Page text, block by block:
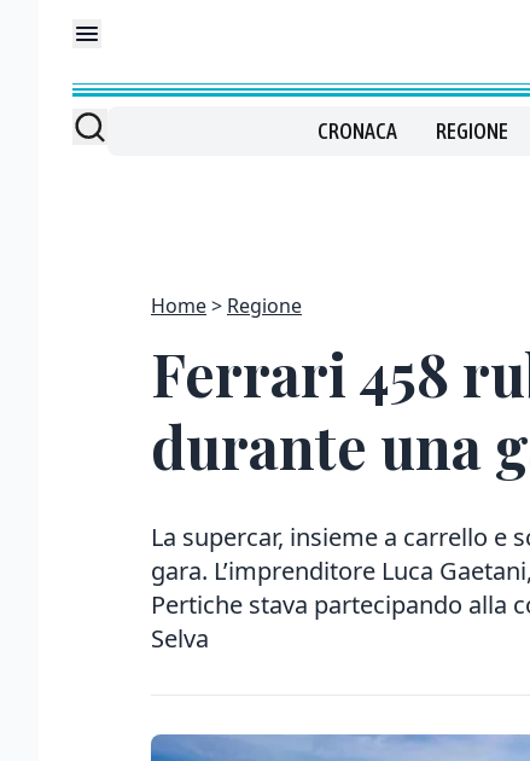
CRONACA REGIONE
Home Regione
Ferrari 458
durante una
La supercar, insieme a carrello e
gara. L’imprenditore Luca
Pertiche stava partecipando alla
Selva